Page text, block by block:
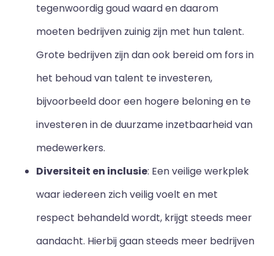
tegenwoordig goud waard en daarom
moeten bedrijven zuinig zijn met hun talent.
Grote bedrijven zijn dan ook bereid om fors in
het behoud van talent te investeren,
bijvoorbeeld door een hogere beloning en te
investeren in de duurzame inzetbaarheid van
medewerkers.
Diversiteit en inclusie: Een veilige werkplek
waar iedereen zich veilig voelt en met
respect behandeld wordt, krijgt steeds meer
aandacht. Hierbij gaan steeds meer bedrijven